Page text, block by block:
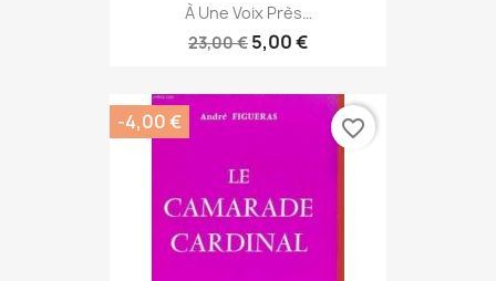
À Une Voix Près…
23,00 € 5,00 €
-4,00 € favorite_border